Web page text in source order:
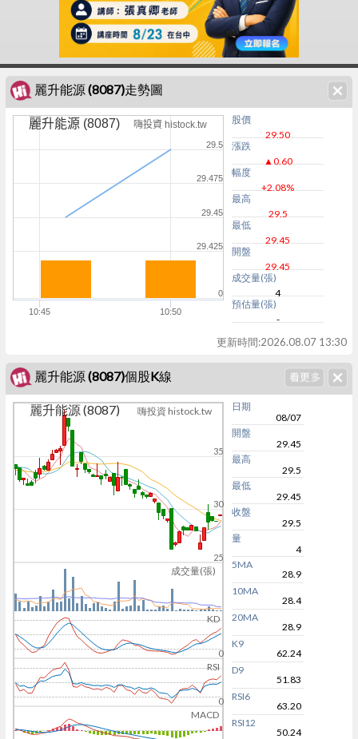
麗升能源 (8087)走勢圖
麗升能源 (8087) 嗨投資 histock.tw
10:45 10:50
29.425
29.45
29.475
29.5
0
股價
29.50
漲跌
▲0.60
幅度
+2.08%
最高
29.5
最低
29.45
開盤
29.45
成交量(張)
4
預估量(張)
-
更新時間:2026.08.07 13:30
麗升能源 (8087)個股K線
成交量(張)
KD
RSI
MACD
麗升能源 (8087) 嗨投資 histock.tw
25
30
35
0
0
日期
08/07
開盤
29.45
最高
29.5
最低
29.45
收盤
29.5
量
4
5MA
28.9
10MA
28.4
20MA
28.9
K9
62.24
D9
51.83
RSI6
63.20
RSI12
50.24